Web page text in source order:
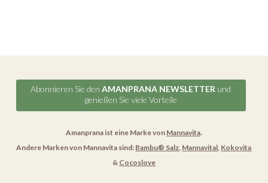
Abonnieren Sie denAMANPRANA NEWSLETTER und
genießen Sie viele Vorteile
Amanprana ist eine Marke von Mannavita.
Andere Marken von Mannavita sind: Bambu® Salz, Mannavital, Kokovita
& Cocoslove